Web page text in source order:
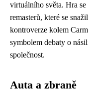
virtuálního světa. Hra
remasterů, které se
kontroverze kolem
symbolem debaty o
společnost.
Auta a zbraně